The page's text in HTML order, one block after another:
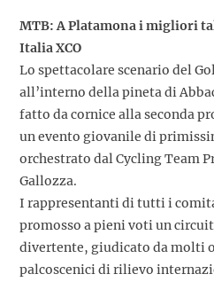
MTB: A Platamona i migliori
Italia XCO
Lo spettacolare scenario del
all’interno della pineta di
fatto da cornice alla seconda
un evento giovanile di
orchestrato dal Cycling Team
Gallozza.
I rappresentanti di tutti i
promosso a pieni voti un
divertente, giudicato da molti
palcoscenici di rilievo